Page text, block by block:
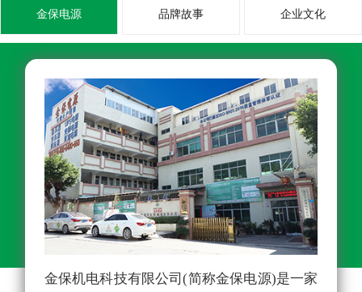
金保电源 品牌故事 企业文化
金保机电科技有限公司(简称金保电源)是一家